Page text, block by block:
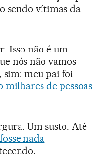
sendo vítimas da
Isso não é um
nós não vamos
sim: meu pai foi
milhares de pessoas
Um susto. Até
nada